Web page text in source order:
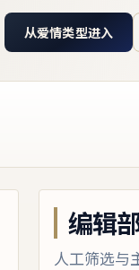
从爱情类型进入
编辑
人工筛选与